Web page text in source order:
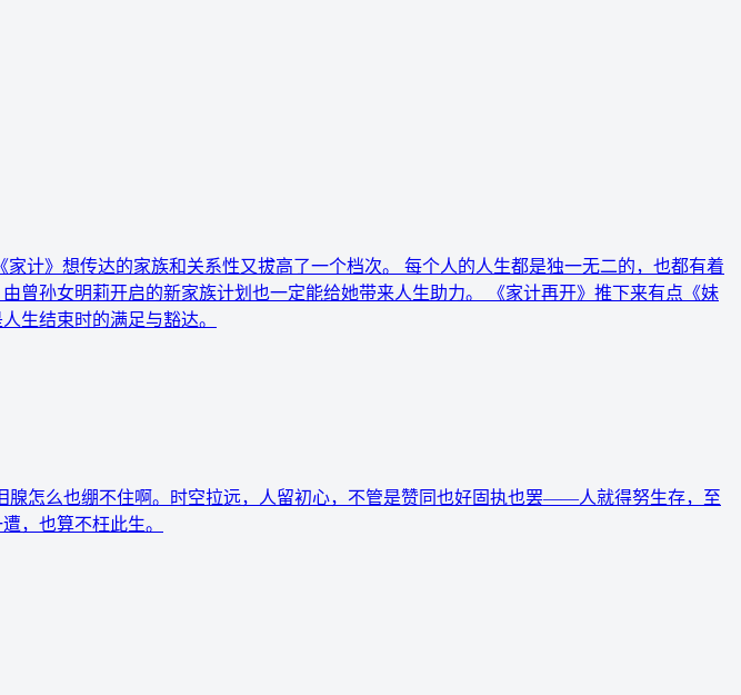
计》想传达的家族和关系性又拔高了一个档次。 每个人的人生都是独一无二的，也都有着
曾孙女明莉开启的新家族计划也一定能给她带来人生助力。 《家计再开》推下来有点《妹
生结束时的满足与豁达。
怎么也绷不住啊。时空拉远，人留初心，不管是赞同也好固执也罢——人就得努生存，至
，也算不枉此生。